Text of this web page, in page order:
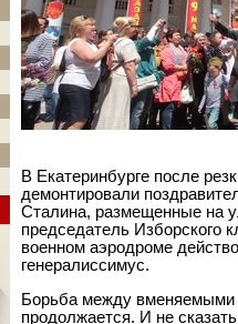
В Екатеринбурге после
демонтировали
Сталина, размещенные на
председатель Изборского
военном аэродроме
генералиссимус.
Борьба между вменяемыми
продолжается. И не